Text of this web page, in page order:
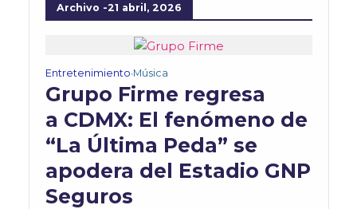
Archivo -21 abril, 2026
Entretenimiento•Música
Grupo Firme regresa
a CDMX: El fenómeno de
“La Última Peda” se
apodera del Estadio GNP
Seguros